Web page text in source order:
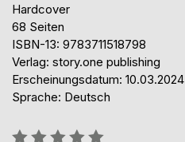
Hardcover
68 Seiten
ISBN-13: 9783711518798
Verlag: story.one publishing
Erscheinungsdatum: 10.03.2024
Sprache: Deutsch
Bewertung::